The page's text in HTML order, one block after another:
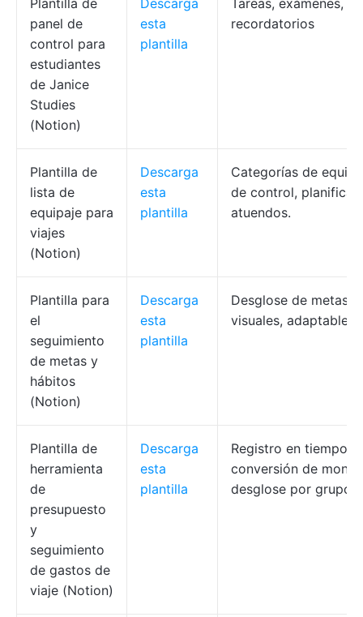
Plantilla de
panel de
control para
estudiantes
de Janice
Studies
(Notion)
Descarga
esta
plantilla
Tareas, exámenes,
recordatorios
Plantilla de
lista de
equipaje para
viajes
(Notion)
Descarga
esta
plantilla
Categorías de
de control,
atuendos.
Plantilla para
el
seguimiento
de metas y
hábitos
(Notion)
Descarga
esta
plantilla
Desglose de metas,
visuales, adaptables.
Plantilla de
herramienta
de
presupuesto
y
seguimiento
de gastos de
viaje (Notion)
Descarga
esta
plantilla
Registro en tiempo
conversión de
desglose por grupos.